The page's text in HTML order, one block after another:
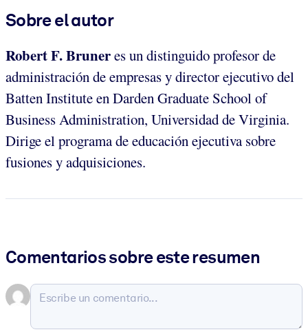
Sobre el autor
Robert F. Bruneres un distinguido profesor de
administración de empresas y director ejecutivo del
Batten Institute en Darden Graduate School of
Business Administration, Universidad de Virginia.
Dirige el programa de educación ejecutiva sobre
fusiones y adquisiciones.
Comentarios sobre este resumen